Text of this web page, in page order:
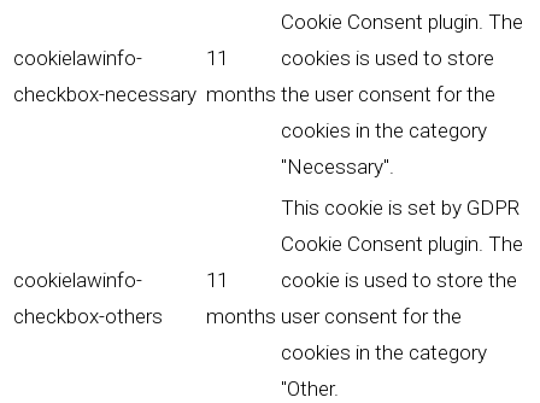
cookielawinfo-
checkbox-necessary
11
months
Cookie Consent plugin. The
cookies is used to store
the user consent for the
cookies in the category
"Necessary".
cookielawinfo-
checkbox-others
11
months
This cookie is set by GDPR
Cookie Consent plugin. The
cookie is used to store the
user consent for the
cookies in the category
"Other.